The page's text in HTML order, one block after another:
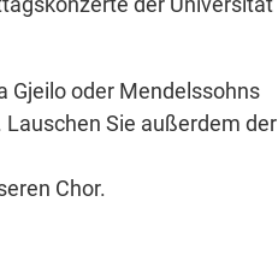
Gjeilo oder Mendelssohns
Lauschen Sie außerdem der
Chor.